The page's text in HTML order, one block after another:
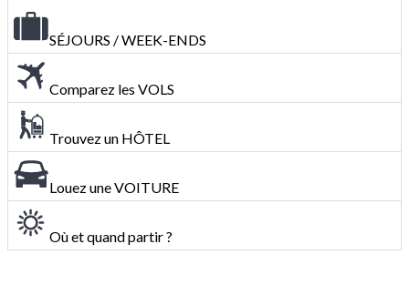
SÉJOURS / WEEK-ENDS
Comparez les VOLS
Trouvez un HÔTEL
Louez une VOITURE
Où et quand partir ?